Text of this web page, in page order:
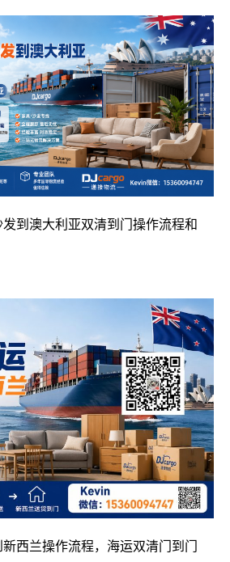
到澳大利亚双清到门操作流程和
西兰操作流程，海运双清门到门